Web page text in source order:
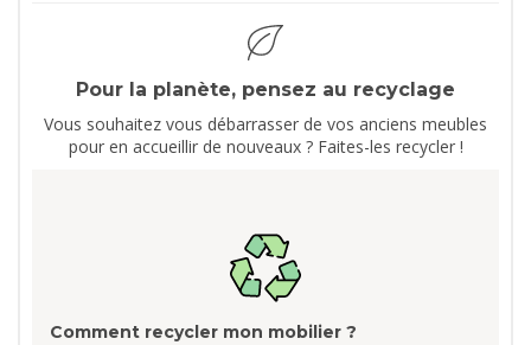
Pour la planète, pensez au recyclage
Vous souhaitez vous débarrasser de vos anciens meubles
pour en accueillir de nouveaux ? Faites-les recycler !
Comment recycler mon mobilier ?